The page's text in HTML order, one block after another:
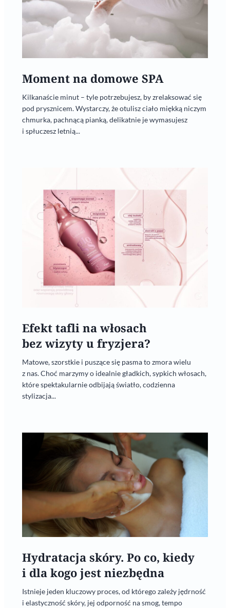
Moment na domowe SPA
Kilkanaście minut – tyle potrzebujesz, by zrelaksować się
pod prysznicem. Wystarczy, że otulisz ciało miękką niczym
chmurka, pachnącą pianką, delikatnie je wymasujesz
i spłuczesz letnią...
Efekt tafli na włosach
bez wizyty u fryzjera?
Matowe, szorstkie i puszące się pasma to zmora wielu
z nas. Choć marzymy o idealnie gładkich, sypkich włosach,
które spektakularnie odbijają światło, codzienna
stylizacja...
Hydratacja skóry. Po co, kiedy
i dla kogo jest niezbędna
Istnieje jeden kluczowy proces, od którego zależy jędrność
i elastyczność skóry, jej odporność na smog, tempo